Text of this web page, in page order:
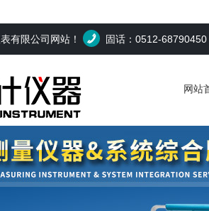
有限公司网站！ 固话：0512-68790450
网站